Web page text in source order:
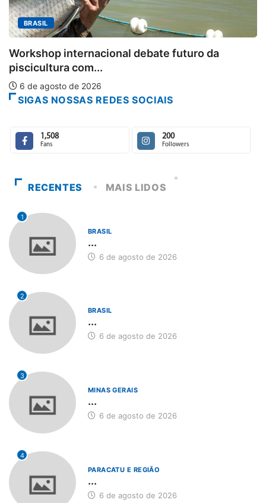
da
MINAS GERAIS
Aberto o credenciamento de
6 de agosto de 2026
SIGAS NOSSAS REDES SOCIAIS
1,508
Fans
200
Followers
RECENTES MAIS LIDOS
1
BRASIL
...
6 de agosto de 2026
2
BRASIL
...
6 de agosto de 2026
3
MINAS GERAIS
...
6 de agosto de 2026
4
PARACATU E REGIÃO
...
6 de agosto de 2026